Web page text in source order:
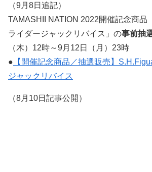
（9月8日追記）
TAMASHII NATION 2022開催記念商品
ライダージャックリバイス」の事前抽
（木）12時～9月12日（月）23時
● 【開催記念商品／抽選販売】
ジャックリバイス
（8月10日記事公開）